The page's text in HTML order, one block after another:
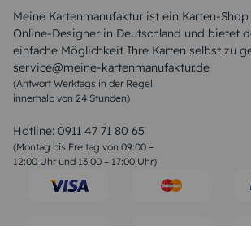
Meine Kartenmanufaktur ist ein Karten-
Online-Designer in Deutschland und bietet
einfache Möglichkeit Ihre Karten selbst zu
service@meine-kartenmanufaktur.de
(Antwort Werktags in der Regel
innerhalb von 24 Stunden)
Hotline: 0911 47 71 80 65
(Montag bis Freitag von 09:00 –
12:00 Uhr und 13:00 – 17:00 Uhr)
FAQ
Liebeskummer Sprüche
Sommer Sprüche
Muttertagssprüche
Sprüche zur Hochzeit
Sprüche zur Konfirmation & Kommunion
Weihnachtsgedichte
Liebessprüche
Geburtstagssprüche
Trauersprüche
Konfirmation Glückwünsche